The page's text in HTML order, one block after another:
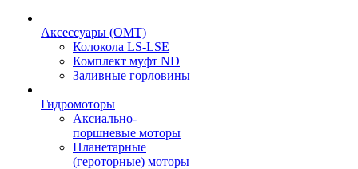
Аксессуары (OMT)
Колокола LS-LSE
Комплект муфт ND
Заливные горловины
Гидромоторы
Аксиально-
поршневые моторы
Планетарные
(героторные) моторы